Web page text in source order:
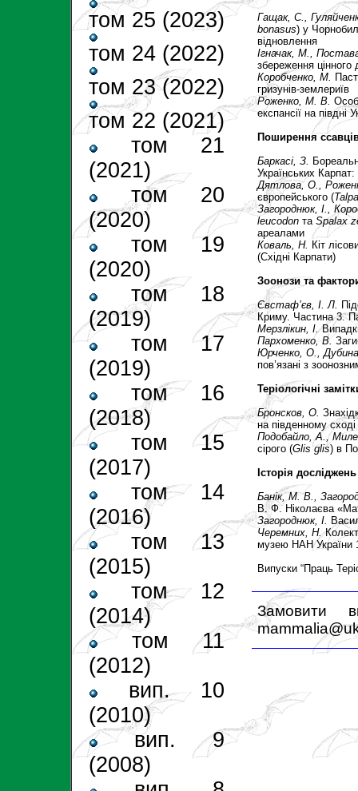
том 25 (2023)
том 24 (2022)
том 23 (2022)
том 22 (2021)
том 21
(2021)
том 20
(2020)
том 19
(2020)
том 18
(2019)
том 17
(2019)
том 16
(2018)
том 15
(2017)
том 14
(2016)
том 13
(2015)
том 12
(2014)
том 11
(2012)
вип. 10
(2010)
вип. 9
(2008)
Гащак, С.
,
bonasus) у
відновлення
Ігначак, М.
збереження цінного
Коробченко, М.
гризунів-землериїв
Роженко, М. В.
експансії на півдні
Поширення
Баркасі, З.
Українських
Дятлова, О.
європейського (
Загороднюк, І.
leucodon та Spalax
ареалами
Коваль, Н. Кіт
(Східні Карпати)
Зоонози та
Євстаф’єв, І. Л.
Криму. Частина 3.
Мерзлікин, І.
Пархоменко, В.
Юрченко, О.
,
пов’язані з
Теріологічні
Бронсков, О.
на південному сході
Подобайло, А. ,
сірого (Glis glis) в
Історія досліджень
Банік, М. В.
В. Ф. Ніколаєва
Загороднюк, І.
Черемних, Н.
музею НАН України
Випуски “Праць
Замовити